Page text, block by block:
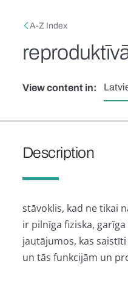
Breadcrumb
A-Z Index
View content in:
Description
stāvoklis, kad ne tikai
ir pilnīga fiziska,
jautājumos, kas
un tās funkcijām un